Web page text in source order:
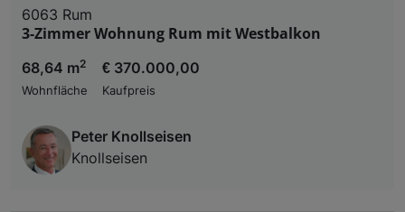
6063 Rum
3-Zimmer Wohnung Rum mit Westbalkon
68,64 m2
Wohnfläche
€ 370.000,00
Kaufpreis
Peter Knollseisen
Knollseisen